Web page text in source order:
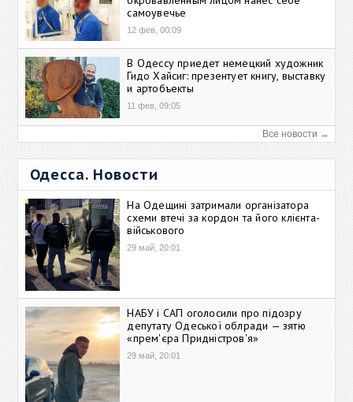
самоувечье
12 фев, 00:09
В Одессу приедет немецкий художник
Гидо Хайсиг: презентует книгу, выставку
и артобъекты
11 фев, 09:05
Все новости →
Одесса. Новости
На Одещині затримали організатора
схеми втечі за кордон та його клієнта-
військового
29 май, 20:01
НАБУ і САП оголосили про підозру
депутату Одеської облради — зятю
«прем'єра Придністров'я»
29 май, 20:01